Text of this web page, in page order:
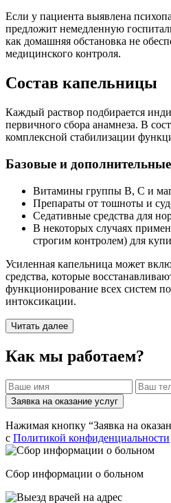
Если у пациента выявлена
предложит немедленную
как домашняя обстановка не
медицинского контроля.
Состав капельницы
Каждый раствор подбирается
первичного сбора анамнеза. В
комплексной стабилизации
Базовые и
Витамины группы B, C и
Препараты от тошноты и
Седативные средства для
В некоторых случаях
строгим контролем) для
Усиленная капельница может
средства, которые
функционирование всех систем
интоксикации.
Читать далее
Как мы работаем?
Заявка на оказание услуг
Нажимая кнопку “Заявка на
с Политикой конфиденциальности
Сбор информации о больном